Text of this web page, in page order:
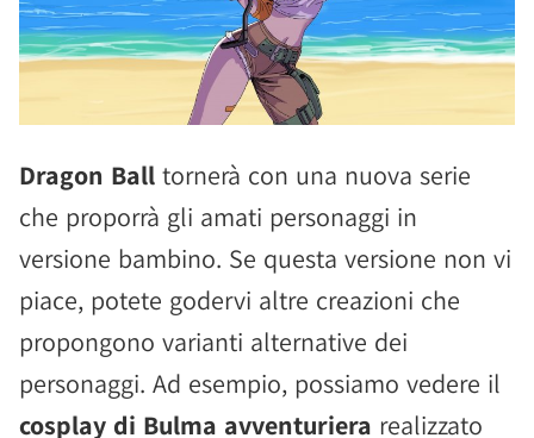
Dragon Ball tornerà con una nuova serie
che proporrà gli amati personaggi in
versione bambino. Se questa versione non vi
piace, potete godervi altre creazioni che
propongono varianti alternative dei
personaggi. Ad esempio, possiamo vedere il
cosplay di Bulma avventuriera realizzato